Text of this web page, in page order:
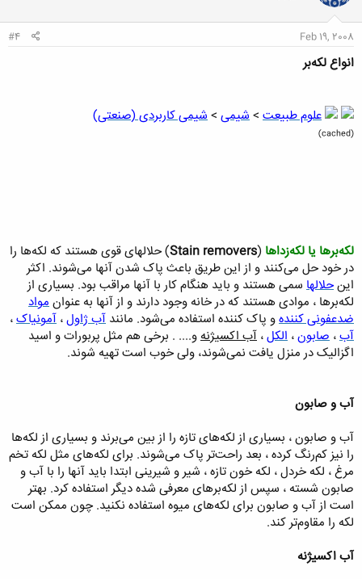
Feb 19, 2008
#4
انواع لکه‌بر
علوم طبیعت >شیمی >شیمی کاربردی (صنعتی)
(cached)
لکه‌برها یا لکه‌زداها (
Stain removers) حلالهای قوی هستند که لکه‌ها را
در خود حل می‌کنند و از این طریق باعث پاک شدن آنها می‌شوند. اکثر
اینحلالها سمی هستند و باید هنگام کار با آنها مراقب بود. بسیاری از
لکه‌برها ، موادی هستند که در خانه وجود دارند و از آنها به عنوانمواد
ضدعفونی کنندهو پاک کننده استفاده می‌شود. مانند آب ژاول، آمونیاک،
آب، صابون، الکل، آب اکسیژنهو.... . برخی هم مثل پربورات و اسید
اگزالیک در منزل یافت نمی‌شوند، ولی خوب است تهیه شوند.
آب و صابون
آب و صابون ، بسیاری از لکه‌های تازه را از بین می‌برند و بسیاری از لکه‌ها
را نیز کم‌رنگ کرده ، بعد راحت‌تر پاک می‌شوند. برای لکه‌های مثل لکه تخم
مرغ ، لکه خردل ، لکه خون تازه ، شیر و شیرینی ابتدا باید آنها را با آب و
صابون شسته ، سپس از لکه‌برهای معرفی شده دیگر استفاده کرد. بهتر
است از آب و صابون برای لکه‌های میوه استفاده نکنید. چون ممکن است
لکه را مقاوم‌تر کند.
آب اکسیژنه